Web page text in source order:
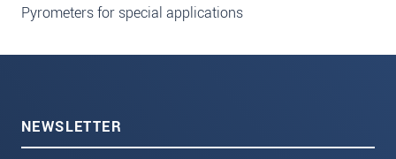
Pyrometers for special applications
NEWSLETTER